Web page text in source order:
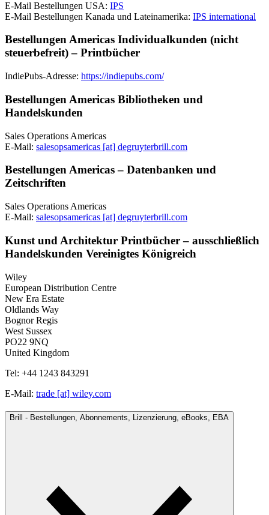
E-Mail Bestellungen USA: IPS
E-Mail Bestellungen Kanada und Lateinamerika: IPS international
Bestellungen Americas Individualkunden (nicht
steuerbefreit) – Printbücher
IndiePubs-Adresse: https://indiepubs.com/
Bestellungen Americas Bibliotheken und
Handelskunden
Sales Operations Americas
E-Mail: salesopsamericas [at] degruyterbrill.com
Bestellungen Americas – Datenbanken und
Zeitschriften
Sales Operations Americas
E-Mail: salesopsamericas [at] degruyterbrill.com
Kunst und Architektur Printbücher – ausschließlich
Handelskunden Vereinigtes Königreich
Wiley
European Distribution Centre
New Era Estate
Oldlands Way
Bognor Regis
West Sussex
PO22 9NQ
United Kingdom
Tel: +44 1243 843291
E-Mail: trade [at] wiley.com
Brill - Bestellungen, Abonnements, Lizenzierung, eBooks, EBA